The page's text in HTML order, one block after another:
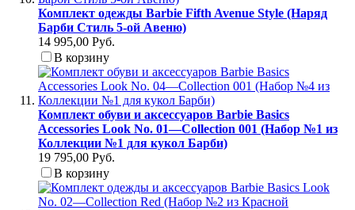
Комплект одежды Barbie Fifth Avenue Style (Наряд
Барби Стиль 5-ой Авеню)
14 995,00 Руб.
В корзину
Комплект обуви и аксессуаров Barbie Basics
Accessories Look No. 01—Collection 001 (Набор №1 из
Коллекции №1 для кукол Барби)
19 795,00 Руб.
В корзину